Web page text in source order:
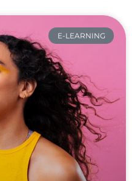
E-LEARNING